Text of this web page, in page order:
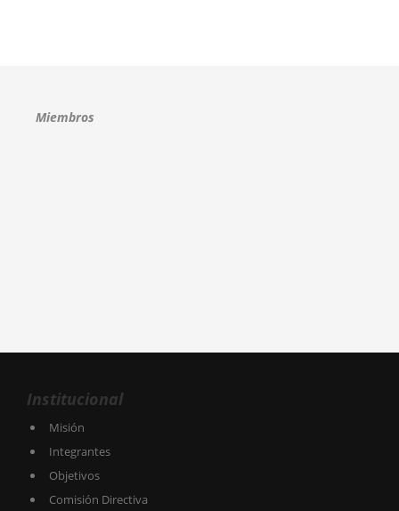
Miembros
Institucional
Misión
Integrantes
Objetivos
Comisión Directiva